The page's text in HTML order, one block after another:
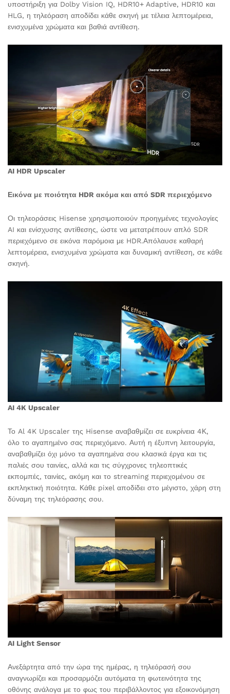
υποστήριξη για Dolby Vision IQ, HDR10+ Adaptive, HDR10 και
HLG, η τηλεόραση αποδίδει κάθε σκηνή με τέλεια λεπτομέρεια,
ενισχυμένα χρώματα και βαθιά αντίθεση.
AI HDR Upscaler
Εικόνα με ποιότητα HDR ακόμα και από SDR περιεχόμενο
Οι τηλεοράσεις Hisense χρησιμοποιούν προηγμένες τεχνολογίες
AI και ενίσχυσης αντίθεσης, ώστε να μετατρέπουν απλό SDR
περιεχόμενο σε εικόνα παρόμοια με HDR.Απόλαυσε καθαρή
λεπτομέρεια, ενισχυμένα χρώματα και δυναμική αντίθεση, σε κάθε
σκηνή.
AI 4K Upscaler
Το Al 4K Upscaler της Hisense αναβαθμίζει σε ευκρίνεια 4Κ,
όλο το αγαπημένο σας περιεχόμενο. Αυτή η έξυπνη λειτουργία,
αναβαθμίζει όχι μόνο τα αγαπημένα σου κλασικά έργα και τις
παλιές σου ταινίες, αλλά και τις σύγχρονες τηλεοπτικές
εκπομπές, ταινίες, ακόμη και το streaming περιεχομένου σε
εκπληκτική ποιότητα. Κάθε pixel αποδίδει στο μέγιστο, χάρη στη
δύναμη της τηλεόρασης σου.
AI Light Sensor
Ανεξάρτητα από την ώρα της ημέρας, η τηλεόρασή σου
αναγνωρίζει και προσαρμόζει αυτόματα τη φωτεινότητα της
οθόνης ανάλογα με το φως του περιβάλλοντος για εξοικονόμηση